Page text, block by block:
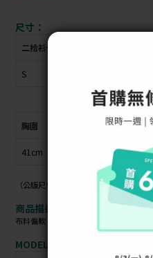
尺寸：
二拾衫公版尺寸
S
胸圍 袖長
41cm 20cm
（公版尺寸指南可參考商品照）
商品描述：
布料偏軟 / 材質偏薄 / 布料無彈性 / 後拉鍊
MODEL資訊：